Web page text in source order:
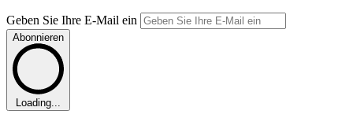
Geben Sie Ihre E-Mail ein
Abonnieren
Loading...